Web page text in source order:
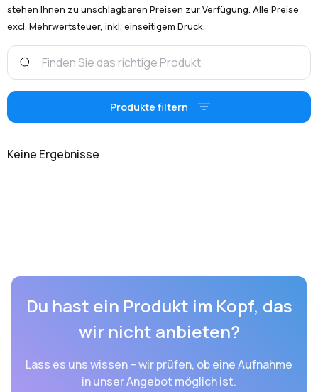
stehen Ihnen zu unschlagbaren Preisen zur Verfügung. Alle Preise
excl. Mehrwertsteuer, inkl. einseitigem Druck.
Produkte filtern
Keine Ergebnisse
Du hast ein Produkt im Kopf, das
wir nicht anbieten?
Lass es uns wissen – wir prüfen, ob eine Aufnahme
in unser Angebot möglich ist.